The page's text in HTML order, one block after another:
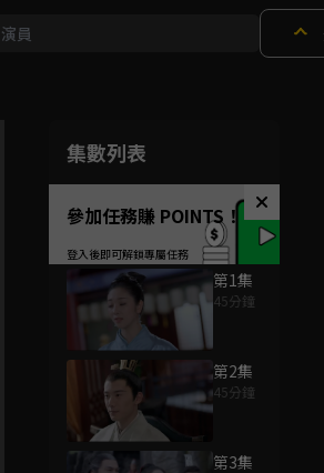
集數列表
參加任務賺 POINTS！
第1集
45分鐘
第2集
45分鐘
第3集